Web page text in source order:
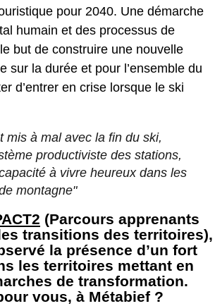
pour 2040. Une démarche
humain et des processus de
but de construire une nouvelle
sur la durée et pour l’ensemble du
d’entrer en crise lorsque le ski
mis à mal avec la fin du ski,
productiviste des stations,
à vivre heureux dans les
montagne"
(Parcours apprenants
transitions des territoires),
la présence d’un fort
les territoires mettant en
de transformation.
vous, à Métabief ?